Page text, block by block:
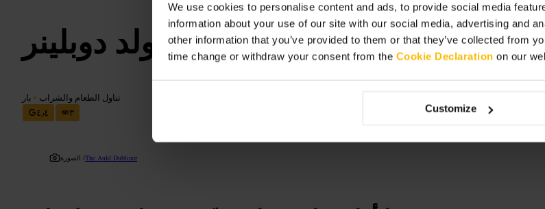
We use cookies to personalise content and ads, to provide social media
information about your use of our site with our social media, advertising and
other information that you’ve provided to them or that they’ve collected from
time change or withdraw your consent from the Cookie Declaration on our
Customize
ذا أولد دوبلينر
تناول الطعام والشراب • بار
٤٫٤
٣
الصورة /The Auld Dubliner